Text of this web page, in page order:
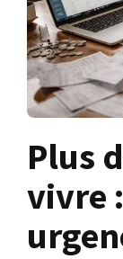
Plus
vivre